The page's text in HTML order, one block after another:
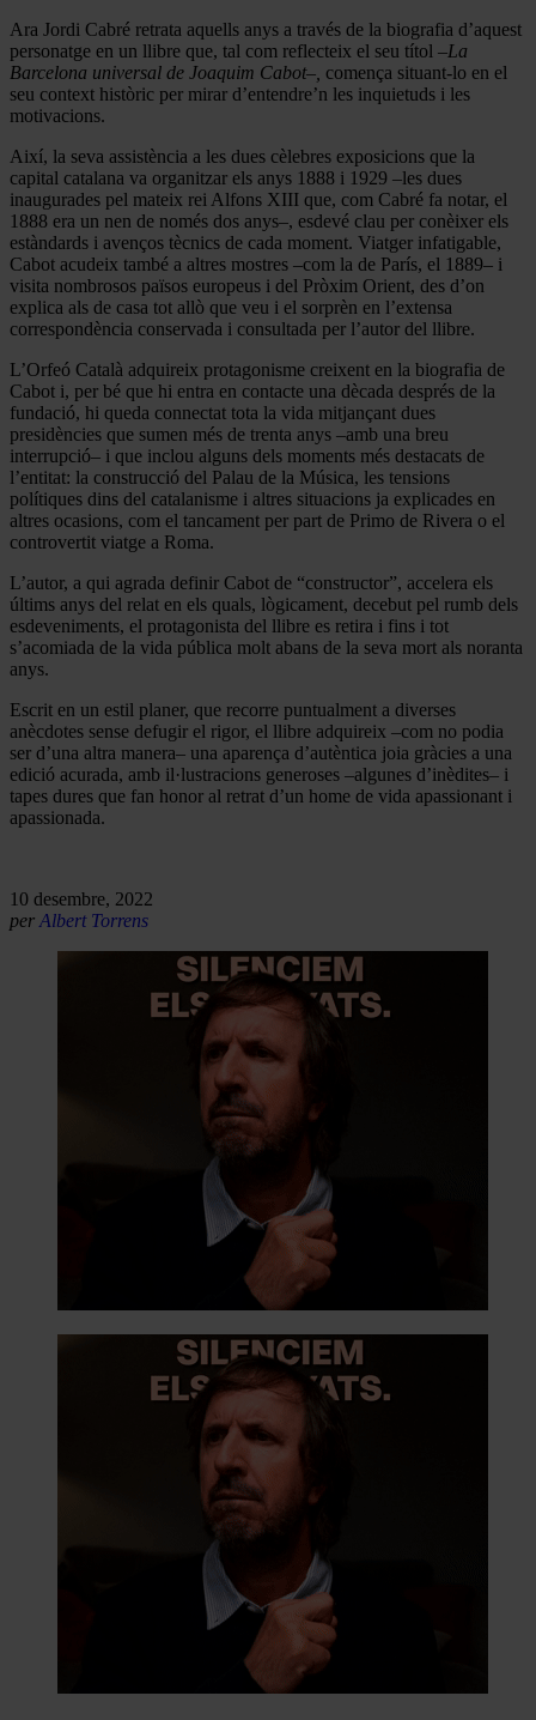
Ara Jordi Cabré retrata aquells anys a través de la biografia d’aquest
personatge en un llibre que, tal com reflecteix el seu títol –La
Barcelona universal de Joaquim Cabot–, comença situant-lo en el
seu context històric per mirar d’entendre’n les inquietuds i les
motivacions.
Així, la seva assistència a les dues cèlebres exposicions que la
capital catalana va organitzar els anys 1888 i 1929 –les dues
inaugurades pel mateix rei Alfons XIII que, com Cabré fa notar, el
1888 era un nen de només dos anys–, esdevé clau per conèixer els
estàndards i avenços tècnics de cada moment. Viatger infatigable,
Cabot acudeix també a altres mostres –com la de París, el 1889– i
visita nombrosos països europeus i del Pròxim Orient, des d’on
explica als de casa tot allò que veu i el sorprèn en l’extensa
correspondència conservada i consultada per l’autor del llibre.
L’Orfeó Català adquireix protagonisme creixent en la biografia de
Cabot i, per bé que hi entra en contacte una dècada després de la
fundació, hi queda connectat tota la vida mitjançant dues
presidències que sumen més de trenta anys –amb una breu
interrupció– i que inclou alguns dels moments més destacats de
l’entitat: la construcció del Palau de la Música, les tensions
polítiques dins del catalanisme i altres situacions ja explicades en
altres ocasions, com el tancament per part de Primo de Rivera o el
controvertit viatge a Roma.
L’autor, a qui agrada definir Cabot de “constructor”, accelera els
últims anys del relat en els quals, lògicament, decebut pel rumb dels
esdeveniments, el protagonista del llibre es retira i fins i tot
s’acomiada de la vida pública molt abans de la seva mort als noranta
anys.
Escrit en un estil planer, que recorre puntualment a diverses
anècdotes sense defugir el rigor, el llibre adquireix –com no podia
ser d’una altra manera– una aparença d’autèntica joia gràcies a una
edició acurada, amb il·lustracions generoses –algunes d’inèdites– i
tapes dures que fan honor al retrat d’un home de vida apassionant i
apassionada.
10 desembre, 2022
per Albert Torrens